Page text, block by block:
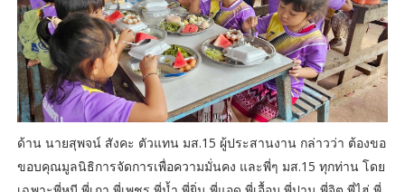
ด้าน นายสุพจน์ สังคะ ตัวแทน มส.15 ผู้ประสานงาน กล่าวว่า ต้องขอ
ขอบคุณมูลนิธิการจัดการเพื่อความมั่นคง และพี่ๆ มส.15 ทุกท่าน โดย